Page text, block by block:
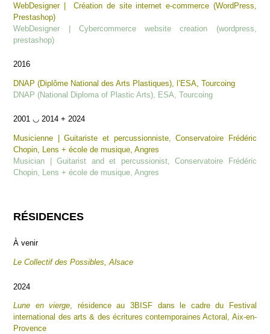
WebDesigner |
Création de site internet e-commerce (WordPress,
Prestashop)
WebDesigner | Cybercommerce website creation (wordpress,
prestashop)
2016
DNAP (Diplôme National des Arts Plastiques), l’ESA, Tourcoing
DNAP (National Diploma of Plastic Arts), ESA, Tourcoing
2001 ◡ 2014 + 2024
Musicienne | Guitariste et percussionniste, Conservatoire Frédéric
Chopin, Lens + école de musique, Angres
Musician | Guitarist and et percussionist, Conservatoire Frédéric
Chopin, Lens + école de musique, Angres
RÉSIDENCES
À venir
Le Collectif des Possibles, Alsace
2024
Lune en vierge, résidence au 3BISF dans le cadre du Festival
international des arts & des écritures contemporaines Actoral, Aix-en-
Provence